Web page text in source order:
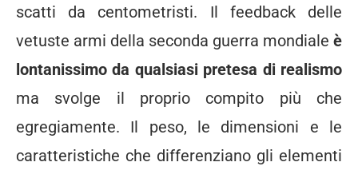
scatti da centometristi. Il feedback delle
vetuste armi della seconda guerra mondiale è
lontanissimo da qualsiasi pretesa di realismo
ma svolge il proprio compito più che
egregiamente. Il peso, le dimensioni e le
caratteristiche che differenziano gli elementi